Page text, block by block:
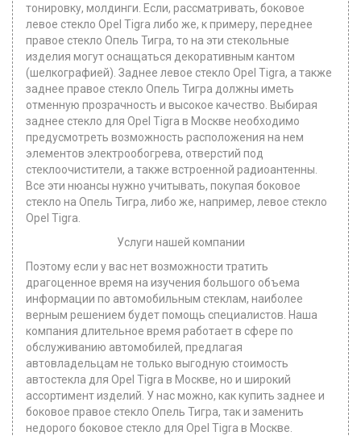
тонировку, молдинги. Если, рассматривать, боковое
левое стекло Opel Tigra либо же, к примеру, переднее
правое стекло Опель Тигра, то на эти стекольные
изделия могут оснащаться декоративным кантом
(шелкографией). Заднее левое стекло Opel Tigra, а также
заднее правое стекло Опель Тигра должны иметь
отменную прозрачность и высокое качество. Выбирая
заднее стекло для Opel Tigra в Москве необходимо
предусмотреть возможность расположения на нем
элементов электрообогрева, отверстий под
стеклоочистители, а также встроенной радиоантенны.
Все эти нюансы нужно учитывать, покупая боковое
стекло на Опель Тигра, либо же, например, левое стекло
Opel Tigra.
Услуги нашей компании
Поэтому если у вас нет возможности тратить
драгоценное время на изучения большого объема
информации по автомобильным стеклам, наиболее
верным решением будет помощь специалистов. Наша
компания длительное время работает в сфере по
обслуживанию автомобилей, предлагая
автовладельцам не только выгодную стоимость
автостекла для Opel Tigra в Москве, но и широкий
ассортимент изделий. У нас можно, как купить заднее и
боковое правое стекло Опель Тигра, так и заменить
недорого боковое стекло для Opel Tigra в Москве.